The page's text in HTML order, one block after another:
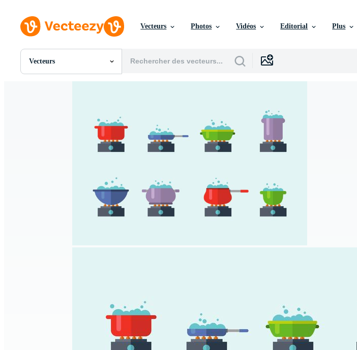
Vecteurs Photos Vidéos Editorial Plus
Vecteurs
Toutes Images